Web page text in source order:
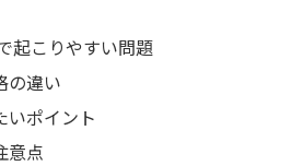
起こりやすい問題
の違い
いポイント
意点